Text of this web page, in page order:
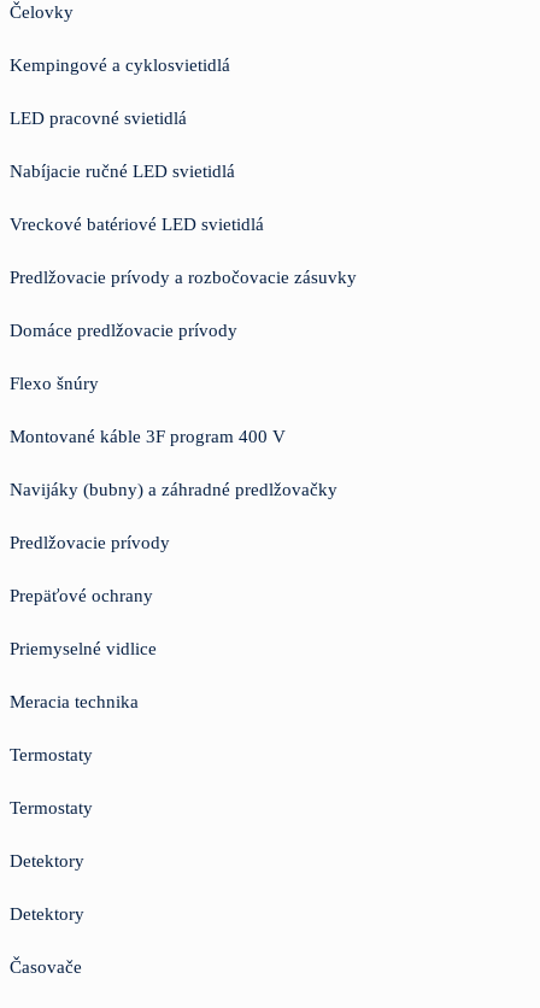
Čelovky
Kempingové a cyklosvietidlá
LED pracovné svietidlá
Nabíjacie ručné LED svietidlá
Vreckové batériové LED svietidlá
Predlžovacie prívody a rozbočovacie zásuvky
Domáce predlžovacie prívody
Flexo šnúry
Montované káble 3F program 400 V
Navijáky (bubny) a záhradné predlžovačky
Predlžovacie prívody
Prepäťové ochrany
Priemyselné vidlice
Meracia technika
Termostaty
Termostaty
Detektory
Detektory
Časovače